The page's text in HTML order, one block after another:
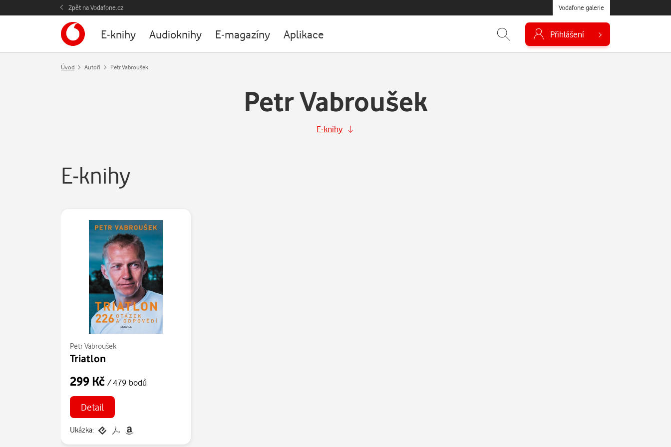
Zpět na Vodafone.cz Vodafone galerie
E-knihy Audioknihy E-magazíny Aplikace Přihlášení
Úvod Autoři Petr Vabroušek
Petr Vabroušek
E-knihy
E-knihy
Petr Vabroušek
Triatlon
299 Kč / 479 bodů
Detail
Ukázka: